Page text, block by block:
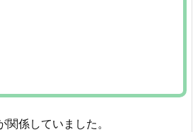
係していました。